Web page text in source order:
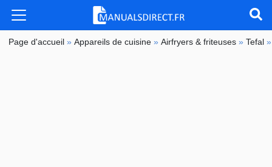
Page d'accueil »Appareils de cuisine »Airfryers & friteuses »Tefal